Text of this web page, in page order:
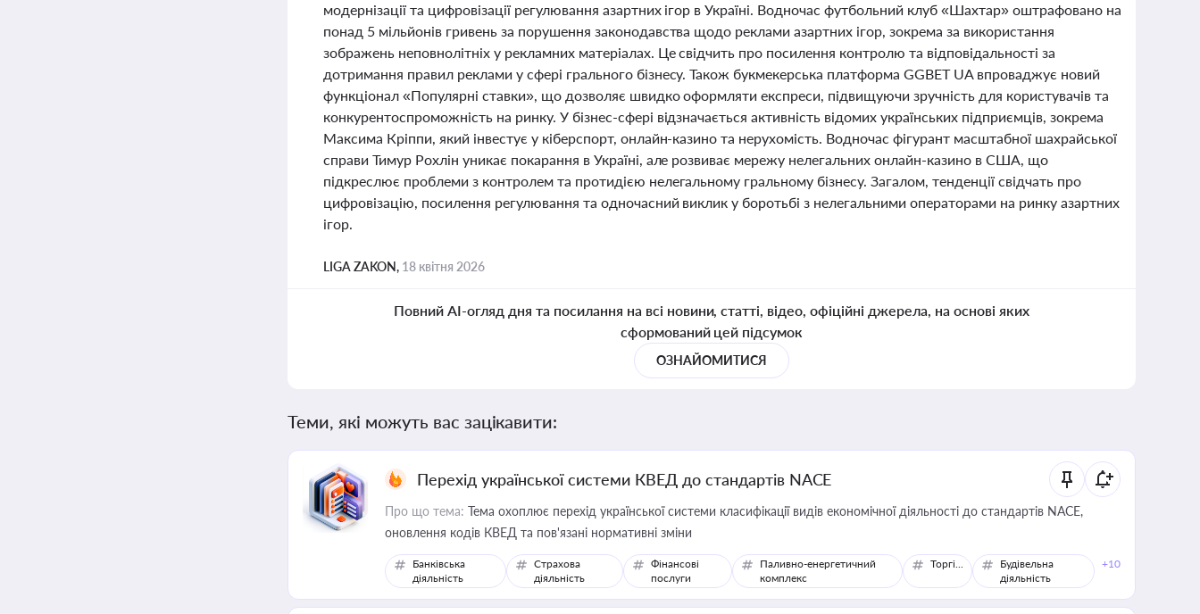
модернізації та цифровізації регулювання азартних ігор в Україні. Водночас футбольний клуб «Шахтар» оштрафовано на
понад 5 мільйонів гривень за порушення законодавства щодо реклами азартних ігор, зокрема за використання
зображень неповнолітніх у рекламних матеріалах. Це свідчить про посилення контролю та відповідальності за
дотримання правил реклами у сфері грального бізнесу. Також букмекерська платформа GGBET UA впроваджує новий
функціонал «Популярні ставки», що дозволяє швидко оформляти експреси, підвищуючи зручність для користувачів та
конкурентоспроможність на ринку. У бізнес-сфері відзначається активність відомих українських підприємців, зокрема
Максима Кріппи, який інвестує у кіберспорт, онлайн-казино та нерухомість. Водночас фігурант масштабної шахрайської
справи Тимур Рохлін уникає покарання в Україні, але розвиває мережу нелегальних онлайн-казино в США, що
підкреслює проблеми з контролем та протидією нелегальному гральному бізнесу. Загалом, тенденції свідчать про
цифровізацію, посилення регулювання та одночасний виклик у боротьбі з нелегальними операторами на ринку азартних
ігор.
LIGA ZAKON, 18 квітня 2026
Повний AI-огляд дня та посилання на всі новини, статті, відео, офіційні джерела, на основі яких
сформований цей підсумок
ОЗНАЙОМИТИСЯ
Теми, які можуть вас зацікавити:
Перехід української системи КВЕД до стандартів NACE
Про що тема: Тема охоплює перехід української системи класифікації видів економічної діяльності до стандартів NACE,
оновлення кодів КВЕД та пов'язані нормативні зміни
Банківська
діяльність
Страхова
діяльність
Фінансові
послуги
Паливно-енергетичний
комплекс
Торгівля
Будівельна
діяльність
+10